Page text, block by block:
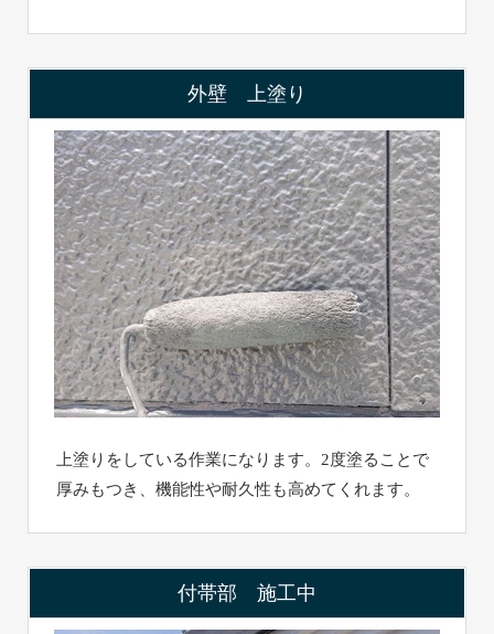
外壁 上塗り
上塗りをしている作業になります。2度塗ることで
厚みもつき、機能性や耐久性も高めてくれます。
付帯部 施工中